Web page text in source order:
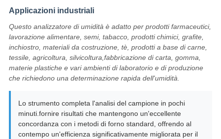
Applicazioni industriali
Questo analizzatore di umidità è adatto per prodotti farmaceutici,
lavorazione alimentare, semi, tabacco, prodotti chimici, grafite,
inchiostro, materiali da costruzione, tè, prodotti a base di carne,
tessile, agricoltura, silvicoltura,fabbricazione di carta, gomma,
materie plastiche e vari ambienti di laboratorio e di produzione
che richiedono una determinazione rapida dell'umidità.
Lo strumento completa l'analisi del campione in pochi
minuti.fornire risultati che mantengono un'eccellente
concordanza con i metodi di forno standard, offrendo al
contempo un'efficienza significativamente migliorata per il